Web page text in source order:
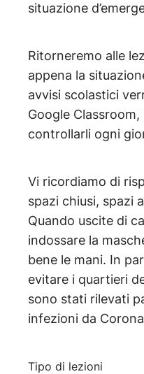
situazione
Ritorneremo alle
appena la
avvisi scolastici
Google
controllarli ogni
Vi ricordiamo di
spazi chiusi, spazi
Quando uscite di
indossare la
bene le mani. In
evitare i quartieri
sono stati rilevati
infezioni da
Tipo di lezioni